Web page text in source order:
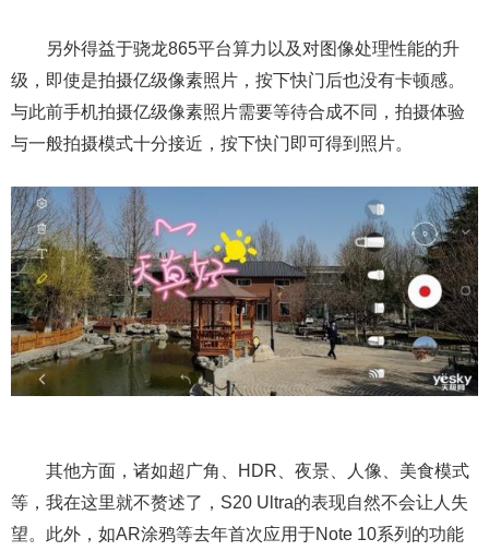
另外得益于骁龙865平台算力以及对图像处理性能的升
级，即使是拍摄亿级像素照片，按下快门后也没有卡顿感。
与此前手机拍摄亿级像素照片需要等待合成不同，拍摄体验
与一般拍摄模式十分接近，按下快门即可得到照片。
其他方面，诸如超广角、HDR、夜景、人像、美食模式
等，我在这里就不赘述了，S20 Ultra的表现自然不会让人失
望。此外，如AR涂鸦等去年首次应用于Note 10系列的功能